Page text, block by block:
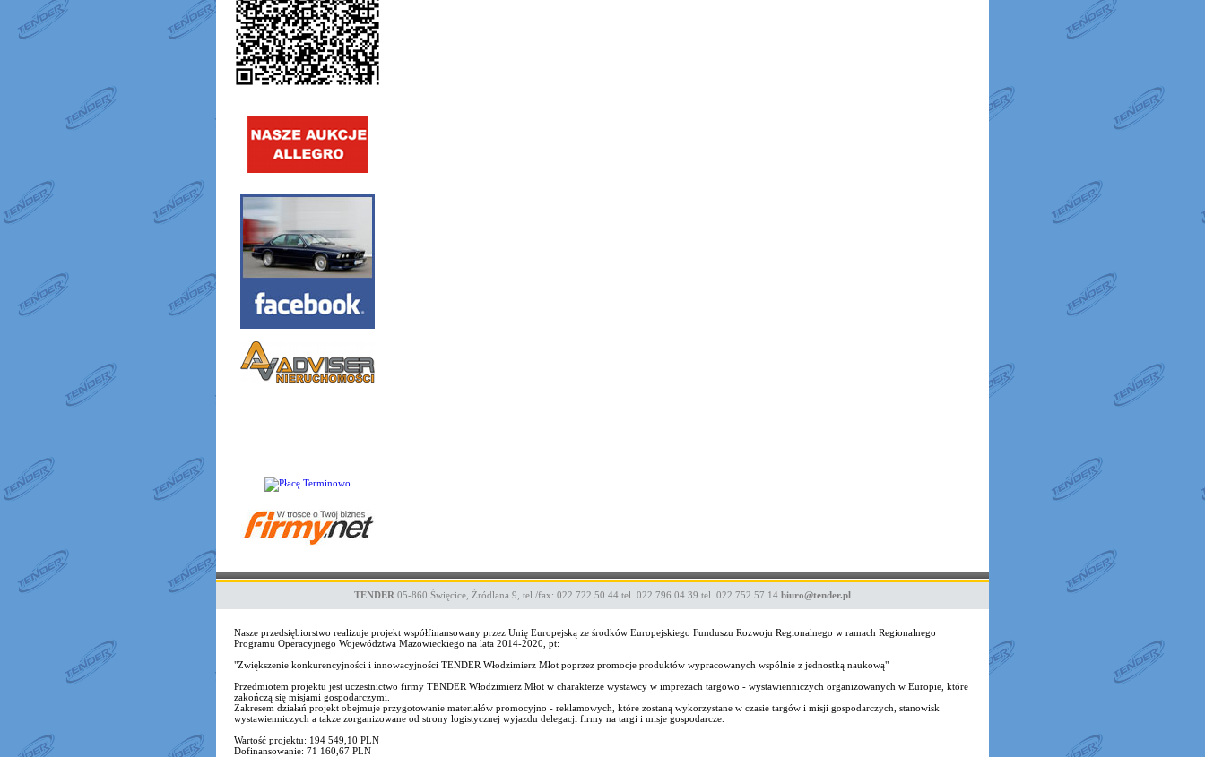
TENDER 05-860 Święcice Źródlana 9 tel./fax: 022 722 50 44 tel. 022 796 04 39 tel. 022 752 57 14 biuro@tender.pl
Nasze przedsiębiorstwo realizuje projekt współfinansowany przez Unię Europejską ze środków Europejskiego Funduszu Rozwoju Regionalnego w ramach Regionalnego
Programu Operacyjnego Województwa Mazowieckiego na lata 2014-2020, pt:
"Zwiększenie konkurencyjności i innowacyjności TENDER Włodzimierz Młot poprzez promocje produktów wypracowanych wspólnie z jednostką naukową"
Przedmiotem projektu jest uczestnictwo firmy TENDER Włodzimierz Młot w charakterze wystawcy w imprezach targowo - wystawienniczych organizowanych w Europie, które
zakończą się misjami gospodarczymi.
Zakresem działań projekt obejmuje przygotowanie materiałów promocyjno - reklamowych, które zostaną wykorzystane w czasie targów i misji gospodarczych, stanowisk
wystawienniczych a także zorganizowane od strony logistycznej wyjazdu delegacji firmy na targi i misje gospodarcze.
Wartość projektu: 194 549,10 PLN
Dofinansowanie: 71 160,67 PLN